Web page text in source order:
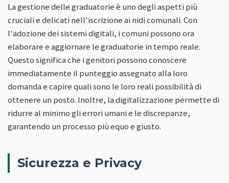
La gestione delle graduatorie è uno degli aspetti più
cruciali e delicati nell'iscrizione ai nidi comunali. Con
l'adozione dei sistemi digitali, i comuni possono ora
elaborare e aggiornare le graduatorie in tempo reale.
Questo significa che i genitori possono conoscere
immediatamente il punteggio assegnato alla loro
domanda e capire quali sono le loro reali possibilità di
ottenere un posto. Inoltre, la digitalizzazione permette di
ridurre al minimo gli errori umani e le discrepanze,
garantendo un processo più equo e giusto.
Sicurezza e Privacy